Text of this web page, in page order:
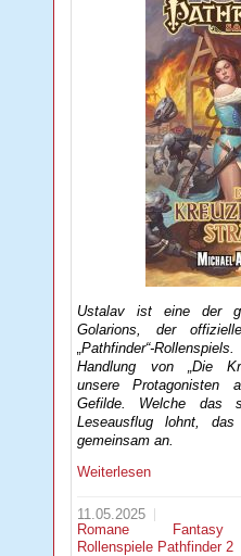
Ustalav ist eine der
Golarions, der
„Pathfinder“-
Handlung von „Die
unsere Protagonisten
Gefilde. Welche
Leseausflug lohnt,
gemeinsam an.
Weiterlesen
11.05.2025
Romane
Rollenspiele Pathfinder 2